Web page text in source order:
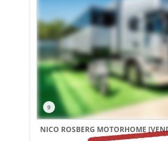
9
NICO ROSBERG MOTORHOME